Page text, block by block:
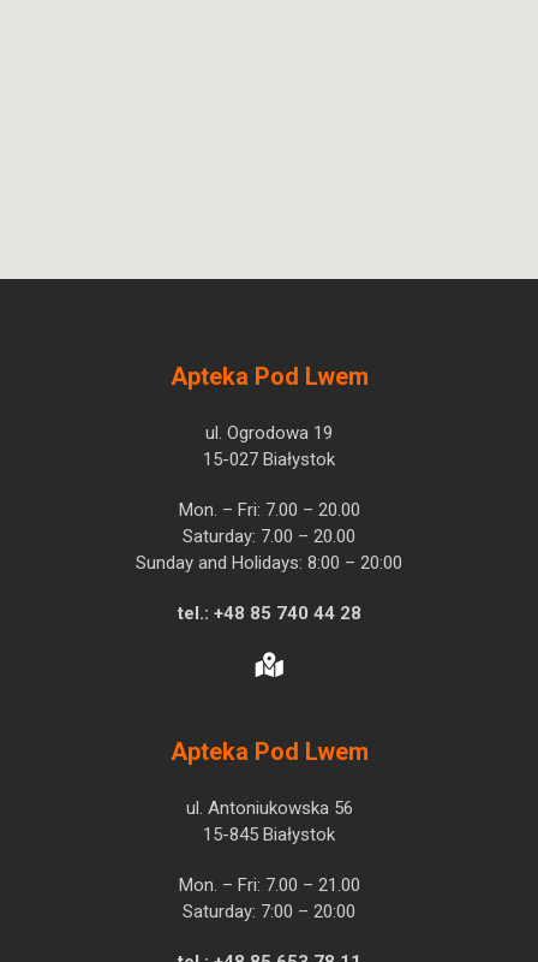
Apteka Pod Lwem
ul. Ogrodowa 19
15-027 Białystok
Mon. – Fri: 7.00 – 20.00
Saturday: 7.00 – 20.00
Sunday and Holidays: 8:00 – 20:00
tel.: +48 85 740 44 28
Apteka Pod Lwem
ul. Antoniukowska 56
15-845 Białystok
Mon. – Fri: 7.00 – 21.00
Saturday: 7:00 – 20:00